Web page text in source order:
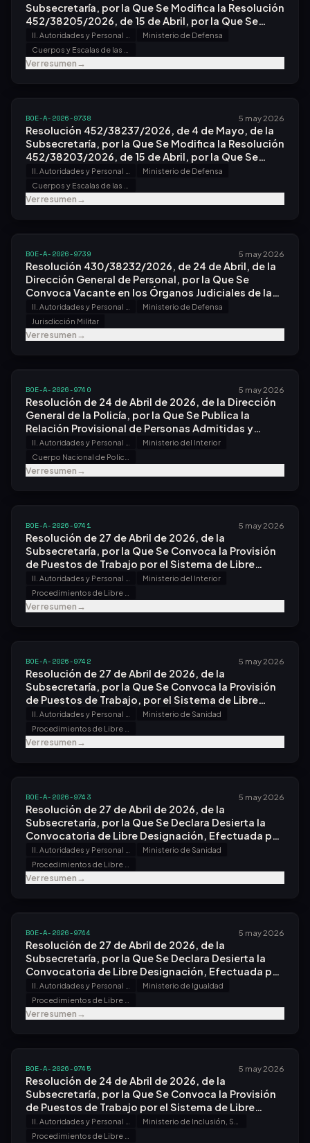
Subsecretaría, por la Que Se Modifica la Resolución
452/38205/2026, de 15 de Abril, por la Que Se
Convocan Procesos de Selección para Ingreso en
los Centros Docentes Militares de Formación,
mediante las Formas de Ingreso Directo y
Promoción, para la Incorporación Como Militar de
Cuerpos de Intendencia.
Ministerio de Defensa
Ver resumen→
BOE-A-2026-9738 5 may 2026
Resolución 452/38237/2026, de 4 de Mayo, de la
Subsecretaría, por la Que Se Modifica la Resolución
452/38203/2026, de 15 de Abril, por la Que Se
Convocan Procesos de Selección para el Ingreso
en los Centros Docentes Militares de Formación,
mediante las Formas de Ingreso Directo y
Promoción, para la Integración Como Militar de
Ministerio de Defensa
Ver resumen→
BOE-A-2026-9739 5 may 2026
Resolución 430/38232/2026, de 24 de Abril, de la
Dirección General de Personal, por la Que Se
Convoca Vacante en los Órganos Judiciales de la
Jurisdicción Militar.
Ministerio de Defensa
Jurisdicción Militar
Ver resumen→
BOE-A-2026-9740 5 may 2026
Resolución de 24 de Abril de 2026, de la Dirección
General de la Policía, por la Que Se Publica la
Relación Provisional de Personas Admitidas y
Excluidas Al Proceso Selectivo para la Provisión de
Plazas de Personal Facultativo y Técnico del
Cuerpo Nacional de Policía, Convocado por
Resolución de 9 de Enero de 2026.
Ministerio del Interior
Ver resumen→
BOE-A-2026-9741 5 may 2026
Resolución de 27 de Abril de 2026, de la
Subsecretaría, por la Que Se Convoca la Provisión
de Puestos de Trabajo por el Sistema de Libre
Designación.
Ministerio del Interior
Ver resumen→
BOE-A-2026-9742 5 may 2026
Resolución de 27 de Abril de 2026, de la
Subsecretaría, por la Que Se Convoca la Provisión
de Puestos de Trabajo, por el Sistema de Libre
Designación.
Ministerio de Sanidad
Ver resumen→
BOE-A-2026-9743 5 may 2026
Resolución de 27 de Abril de 2026, de la
Subsecretaría, por la Que Se Declara Desierta la
Convocatoria de Libre Designación, Efectuada por
Resolución de 12 de Marzo de 2026.
Ministerio de Sanidad
Ver resumen→
BOE-A-2026-9744 5 may 2026
Resolución de 27 de Abril de 2026, de la
Subsecretaría, por la Que Se Declara Desierta la
Convocatoria de Libre Designación, Efectuada por
Resolución de 23 de Enero de 2026, en el Instituto
de las Mujeres, O.a.
Ministerio de Igualdad
Ver resumen→
BOE-A-2026-9745 5 may 2026
Resolución de 24 de Abril de 2026, de la
Subsecretaría, por la Que Se Convoca la Provisión
de Puestos de Trabajo por el Sistema de Libre
Designación.